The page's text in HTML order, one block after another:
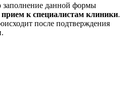
данной формы
прием к специалистам клиники.
после подтверждения